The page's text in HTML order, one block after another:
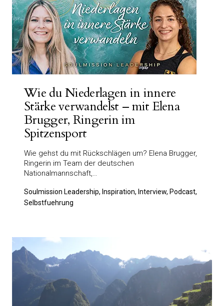
Wie du Niederlagen in innere
Stärke verwandelst – mit Elena
Brugger, Ringerin im
Spitzensport
Wie gehst du mit Rückschlägen um? Elena Brugger,
Ringerin im Team der deutschen
Nationalmannschaft,…
Soulmission Leadership, Inspiration, Interview, Podcast,
Selbstfuehrung